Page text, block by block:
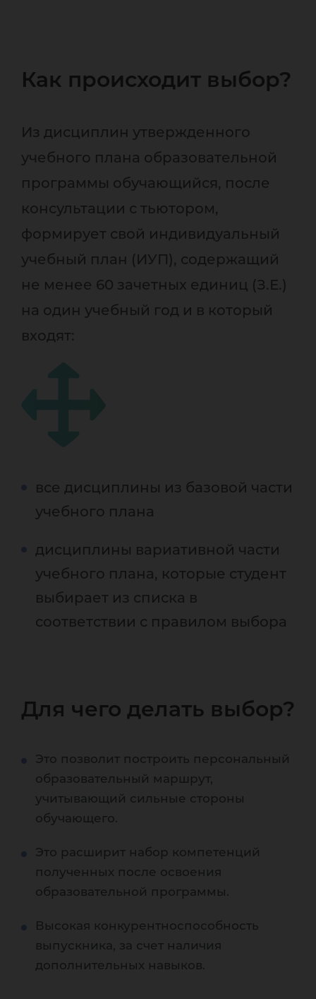
Как происходит выбор?
Из дисциплин утвержденного
учебного плана образовательной
программы обучающийся, после
консультации с тьютором,
формирует свой индивидуальный
учебный план (ИУП), содержащий
не менее 60 зачетных единиц (З.Е.)
на один учебный год и в который
входят:
все дисциплины из базовой части
учебного плана
дисциплины вариативной части
учебного плана, которые студент
выбирает из списка в
соответствии с правилом выбора
Для чего делать выбор?
Это позволит построить персональный
образовательный маршрут,
учитывающий сильные стороны
обучающего.
Это расширит набор компетенций
полученных после освоения
образовательной программы.
Высокая конкурентноспособность
выпускника, за счет наличия
дополнительных навыков.